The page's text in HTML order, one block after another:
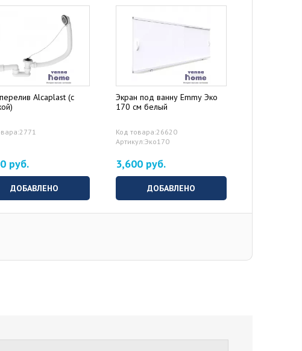
Alcaplast (с
руб.
ДОБАВЛЕНО
Экран под ванну Emmy Эко
170 см белый
Код товара:26620
Артикул:Эко170
3,600 руб.
ДОБАВЛЕНО